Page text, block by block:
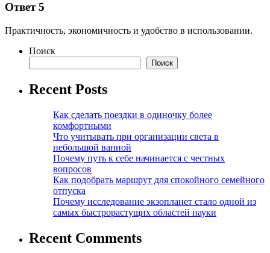
Ответ 5
Практичность, экономичность и удобство в использовании.
Поиск
Поиск
Recent Posts
Как сделать поездки в одиночку более
комфортными
Что учитывать при организации света в
небольшой ванной
Почему путь к себе начинается с честных
вопросов
Как подобрать маршрут для спокойного семейного
отпуска
Почему исследование экзопланет стало одной из
самых быстрорастущих областей науки
Recent Comments